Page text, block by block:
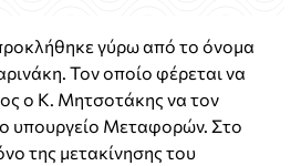
γύρω από το όνομα
Τον οποίο φέρεται να
ο Κ. Μητσοτάκης να τον
υπουργείο Μεταφορών. Στο
της μετακίνησης του